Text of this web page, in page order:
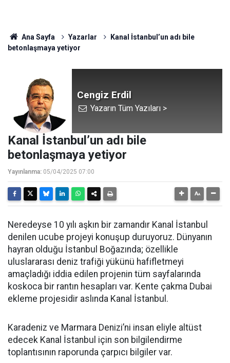
Ana Sayfa Yazarlar
Kanal İstanbul’un adı bile
betonlaşmaya yetiyor
Cengiz Erdil
Yazarın Tüm Yazıları >
Kanal İstanbul’un adı bile
betonlaşmaya yetiyor
Yayınlanma: 05/04/2025 07:00
Neredeyse 10 yılı aşkın bir zamandır Kanal İstanbul
denilen ucube projeyi konuşup duruyoruz. Dünyanın
hayran olduğu İstanbul Boğazında; özellikle
uluslararası deniz trafiği yükünü hafifletmeyi
amaçladığı iddia edilen projenin tüm sayfalarında
koskoca bir rantın hesapları var. Kente çakma Dubai
ekleme projesidir aslında Kanal İstanbul.
Karadeniz ve Marmara Denizi’ni insan eliyle altüst
edecek Kanal İstanbul için son bilgilendirme
toplantısının raporunda çarpıcı bilgiler var.